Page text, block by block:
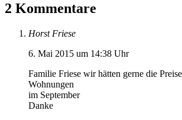
2 Kommentare
Horst Friese
6. Mai 2015 um 14:38 Uhr
Familie Friese wir hätten gerne die
Wohnungen
im September
Danke